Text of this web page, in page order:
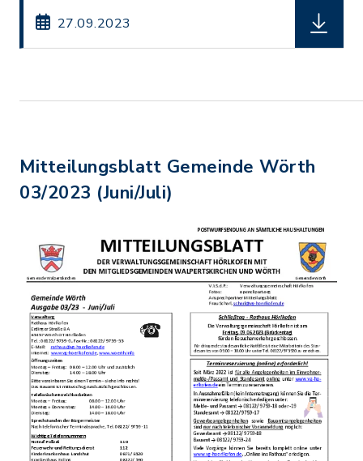
27.09.2023
Mitteilungsblatt Gemeinde Wörth
03/2023 (Juni/Juli)